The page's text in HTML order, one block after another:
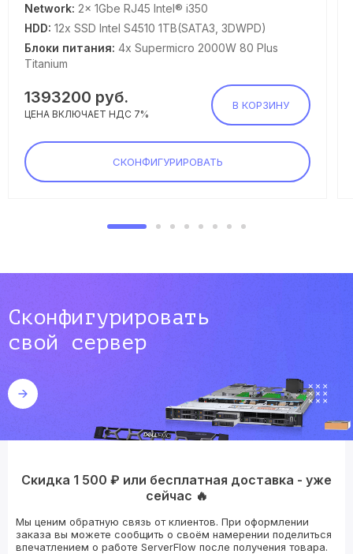
Network: 2x 1Gbe RJ45 Intel® i350
HDD: 12x SSD Intel S4510 1TB(SATA3, 3DWPD)
Блоки питания: 4x Supermicro 2000W 80 Plus
Titanium
1393200 руб.
ЦЕНА ВКЛЮЧАЕТ НДС 7%
В КОРЗИНУ
СКОНФИГУРИРОВАТЬ
Сконфигурировать
свой сервер
Скидка 1 500 ₽ или бесплатная доставка - уже
сейчас 🔥
Мы ценим обратную связь от клиентов. При оформлении
заказа вы можете сообщить о своём намерении поделиться
впечатлением о работе ServerFlow после получения товара.